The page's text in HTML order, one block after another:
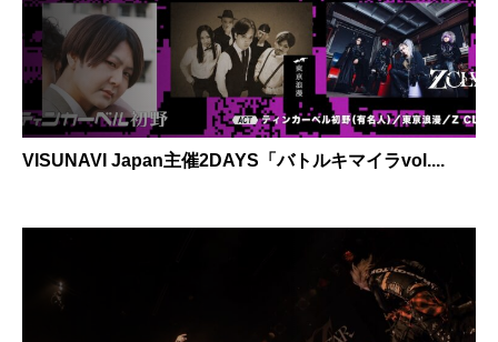
VISUNAVI Japan主催2DAYS「バトルキマイラvol....